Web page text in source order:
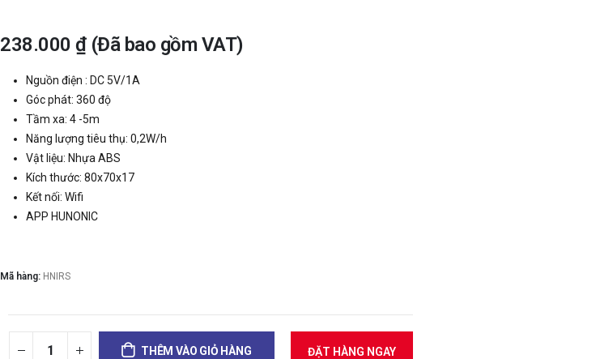
238.000₫ (Đã bao gồm VAT)
Nguồn điện : DC 5V/1A
Góc phát: 360 độ
Tầm xa: 4 -5m
Năng lượng tiêu thụ: 0,2W/h
Vật liệu: Nhựa ABS
Kích thước: 80x70x17
Kết nối: Wifi
APP HUNONIC
Mã hàng: HNIRS
THÊM VÀO GIỎ HÀNG ĐẶT HÀNG NGAY